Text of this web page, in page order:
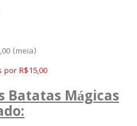
(meia)
R$15,00
Batatas Mágicas